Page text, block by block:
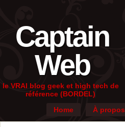
Captain
Web
le VRAI blog geek et high tech de
référence (BORDEL)
Home
À propos